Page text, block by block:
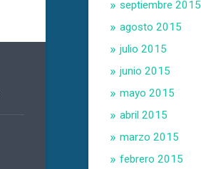
septiembre 2015
agosto 2015
julio 2015
junio 2015
mayo 2015
abril 2015
marzo 2015
febrero 2015